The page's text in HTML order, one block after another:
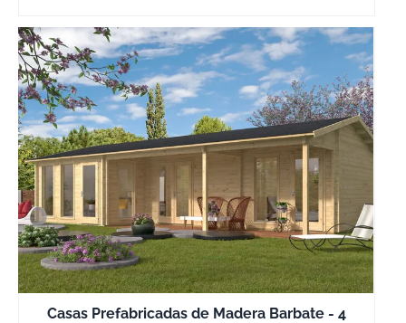
Casas Prefabricadas de Madera Barbate - 4